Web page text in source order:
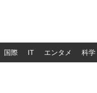
国際 IT エンタメ 科学